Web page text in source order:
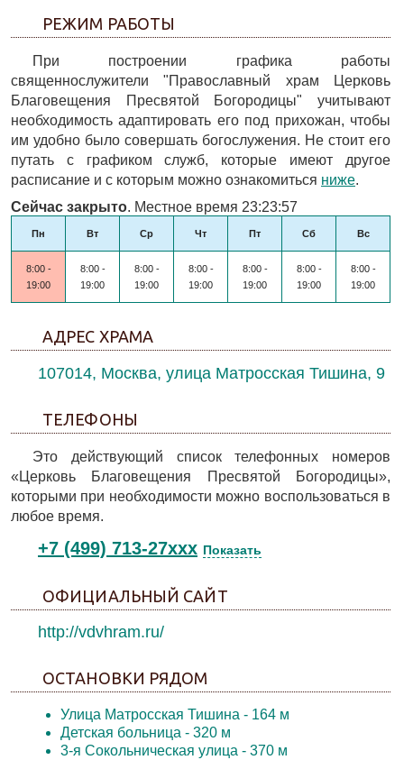
РЕЖИМ РАБОТЫ
При построении графика работы
священнослужители "Православный храм Церковь
Благовещения Пресвятой Богородицы" учитывают
необходимость адаптировать его под прихожан, чтобы
им удобно было совершать богослужения. Не стоит его
путать с графиком служб, которые имеют другое
расписание и с которым можно ознакомиться ниже.
Сейчас закрыто. Местное время 23:23:57
Пн Вт Ср Чт Пт Сб Вс
8:00 -
19:00
8:00 -
19:00
8:00 -
19:00
8:00 -
19:00
8:00 -
19:00
8:00 -
19:00
8:00 -
19:00
АДРЕС ХРАМА
107014, Москва, улица Матросская Тишина, 9
ТЕЛЕФОНЫ
Это действующий список телефонных номеров
«Церковь Благовещения Пресвятой Богородицы»,
которыми при необходимости можно воспользоваться в
любое время.
+7 (499) 713-27xxx Показать
ОФИЦИАЛЬНЫЙ САЙТ
http://vdvhram.ru/
ОСТАНОВКИ РЯДОМ
Улица Матросская Тишина - 164 м
Детская больница - 320 м
3-я Сокольническая улица - 370 м